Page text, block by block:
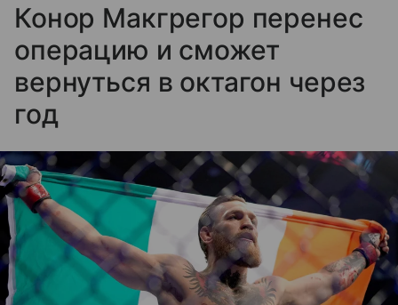
Конор Макгрегор перенес
операцию и сможет
вернуться в октагон через
год